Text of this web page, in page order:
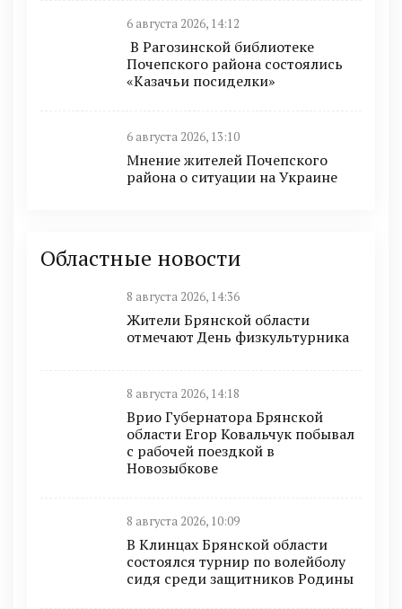
6 августа 2026, 14:12
В Рагозинской библиотеке
Почепского района состоялись
«Казачьи посиделки»
6 августа 2026, 13:10
Мнение жителей Почепского
района о ситуации на Украине
Областные новости
8 августа 2026, 14:36
Жители Брянской области
отмечают День физкультурника
8 августа 2026, 14:18
Врио Губернатора Брянской
области Егор Ковальчук побывал
с рабочей поездкой в
Новозыбкове
8 августа 2026, 10:09
В Клинцах Брянской области
состоялся турнир по волейболу
сидя среди защитников Родины